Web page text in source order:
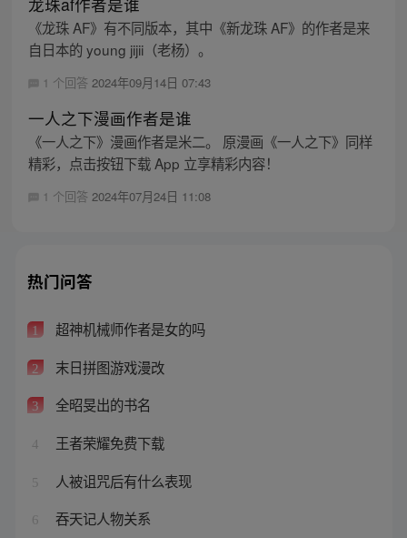
《龙珠 AF》有不同版本，其中《新龙珠 AF》的作者是来
自日本的 young jijii（老杨）。
1 个回答 2024年09月14日 07:43
一人之下漫画作者是谁
《一人之下》漫画作者是米二。 原漫画《一人之下》同样
精彩，点击按钮下载 App 立享精彩内容！
1 个回答 2024年07月24日 11:08
热门问答
1 超神机械师作者是女的吗
2 末日拼图游戏漫改
3 全昭旻出的书名
4 王者荣耀免费下载
5 人被诅咒后有什么表现
6 吞天记人物关系